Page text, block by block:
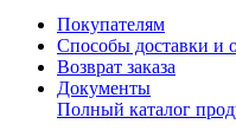
Покупателям
Способы доставки и
Возврат заказа
Документы
Полный каталог